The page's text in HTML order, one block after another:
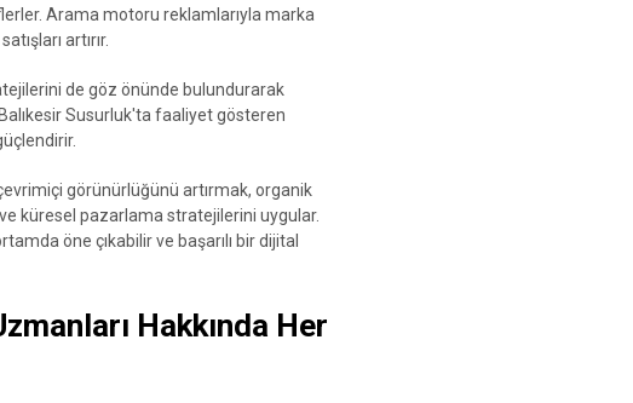
Arama motoru reklamlarıyla marka
artırır.
de göz önünde bulundurarak
Susurluk'ta faaliyet gösteren
görünürlüğünü artırmak, organik
küresel pazarlama stratejilerini uygular.
öne çıkabilir ve başarılı bir dijital
Hakkında Her